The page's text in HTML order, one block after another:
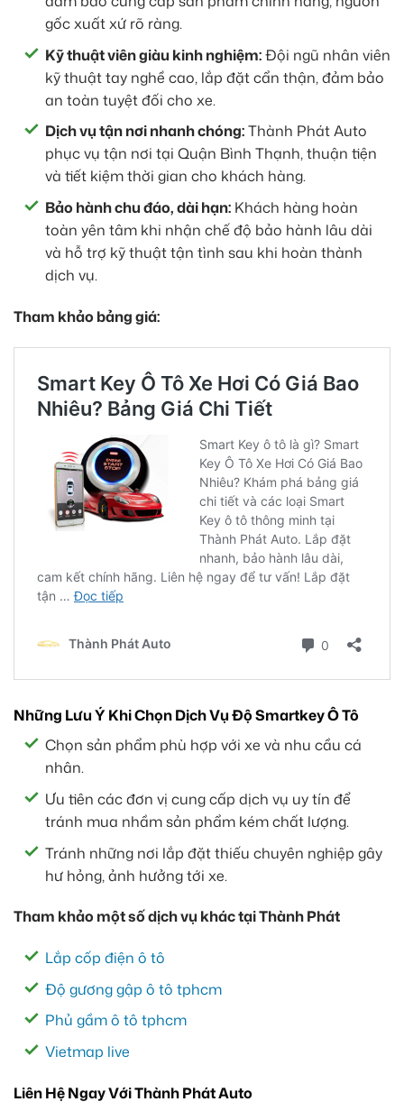
gốc xuất xứ rõ ràng.
Kỹ thuật viên giàu kinh nghiệm:Đội ngũ nhân viên
kỹ thuật tay nghề cao, lắp đặt cẩn thận, đảm bảo
an toàn tuyệt đối cho xe.
Dịch vụ tận nơi nhanh chóng:Thành Phát Auto
phục vụ tận nơi tại Quận Bình Thạnh, thuận tiện
và tiết kiệm thời gian cho khách hàng.
Bảo hành chu đáo, dài hạn: Khách hàng hoàn
toàn yên tâm khi nhận chế độ bảo hành lâu dài
và hỗ trợ kỹ thuật tận tình sau khi hoàn thành
dịch vụ.
Tham khảo bảng giá:
Những Lưu Ý Khi Chọn Dịch Vụ Độ Smartkey Ô Tô
Chọn sản phẩm phù hợp với xe và nhu cầu cá
nhân.
Ưu tiên các đơn vị cung cấp dịch vụ uy tín để
tránh mua nhầm sản phẩm kém chất lượng.
Tránh những nơi lắp đặt thiếu chuyên nghiệp gây
hư hỏng, ảnh hưởng tới xe.
Tham khảo một số dịch vụ khác tại Thành Phát
Lắp cốp điện ô tô
Độ gương gập ô tô tphcm
Phủ gầm ô tô tphcm
Vietmap live
Liên Hệ Ngay Với Thành Phát Auto